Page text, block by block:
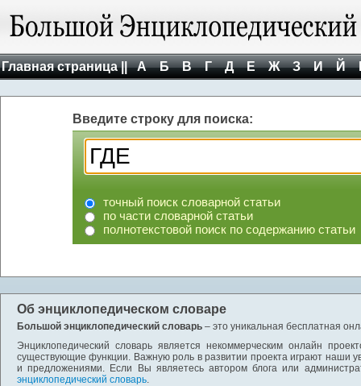
Главная страница || А Б В Г Д Е Ж З И Й
Введите строку для поиска:
точный поиск словарной статьи
по части словарной статьи
полнотекстовой поиск по содержанию статьи
Об энциклопедическом словаре
Большой энциклопедический словарь – это уникальная бесплатная
Энциклопедический словарь является некоммерческим онлайн
существующие функции. Важную роль в развитии проекта играют наши
и предложениями. Если Вы являетесь автором блога или
энциклопедический словарь.